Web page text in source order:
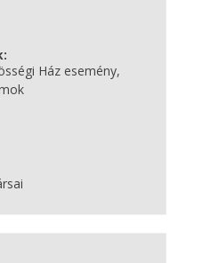
Ház esemény,